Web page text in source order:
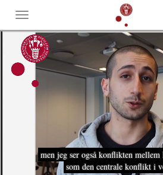
Toggle
menu